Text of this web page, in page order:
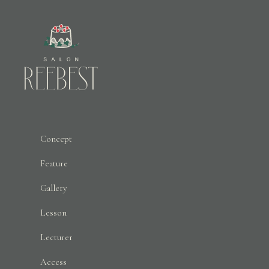
Concept
Feature
Gallery
Lesson
Lecturer
Access